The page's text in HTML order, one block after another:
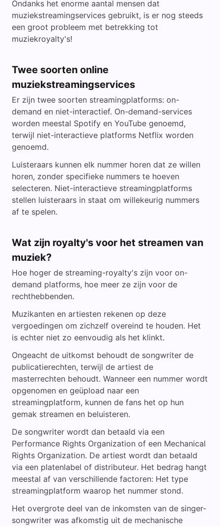
Ondanks het enorme aantal mensen dat
muziekstreamingservices gebruikt, is er nog steeds
een groot probleem met betrekking tot
muziekroyalty's!
Twee soorten online
muziekstreamingservices
Er zijn twee soorten streamingplatforms: on-
demand en niet-interactief. On-demand-services
worden meestal Spotify en YouTube genoemd,
terwijl niet-interactieve platforms Netflix worden
genoemd.
Luisteraars kunnen elk nummer horen dat ze willen
horen, zonder specifieke nummers te hoeven
selecteren. Niet-interactieve streamingplatforms
stellen luisteraars in staat om willekeurig nummers
af te spelen.
Wat zijn royalty's voor het streamen van
muziek?
Hoe hoger de streaming-royalty's zijn voor on-
demand platforms, hoe meer ze zijn voor de
rechthebbenden.
Muzikanten en artiesten rekenen op deze
vergoedingen om zichzelf overeind te houden. Het
is echter niet zo eenvoudig als het klinkt.
Ongeacht de uitkomst behoudt de songwriter de
publicatierechten, terwijl de artiest de
masterrechten behoudt. Wanneer een nummer wordt
opgenomen en geüpload naar een
streamingplatform, kunnen de fans het op hun
gemak streamen en beluisteren.
De songwriter wordt dan betaald via een
Performance Rights Organization of een Mechanical
Rights Organization. De artiest wordt dan betaald
via een platenlabel of distributeur. Het bedrag hangt
meestal af van verschillende factoren: Het type
streamingplatform waarop het nummer stond.
Het overgrote deel van de inkomsten van de singer-
songwriter was afkomstig uit de mechanische